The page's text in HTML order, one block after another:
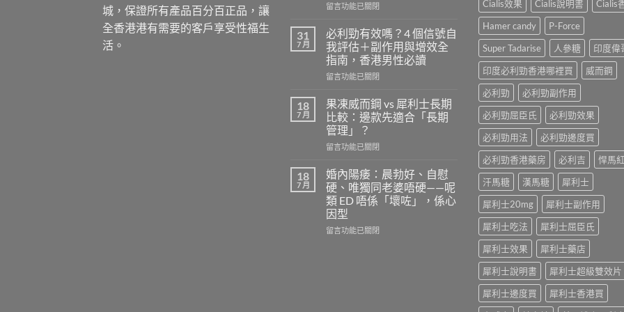
城，保證所有產品百分百正品，讓
全香港港有需要的客戶享受性福生
活。
在
威
壯
的
安
全
量
是
多
少？
完
指
南：
香
港
男
性
留言功能已關閉
31
7 月
必利勁有效嗎？4 個信號自
我評估＋副作用與增效全
指南，香港男性必讀
在
利
勁
有
效
嗎？
個
信
號
自
我
評
留言功能已關閉
18
7 月
果凍威而鋼 vs 犀利士長期
比較：邊款先適合「長期
管理」？
在
凍
威
而
鋼
vs
犀
留言功能已關閉
18
7 月
婚內陽痿：晨勃好、自慰
硬、唯獨同老婆唔硬——呢
類 ED 唔係「壞咗」，係心
因型
在
留言功能已關閉
Cialis效果
Cialis說明書
Cialis
Hamer candy
P-Force
Super Tadarise
人參糖
印度偉
印度必利勁香港哪裡買
威而鋼
必利勁
必利勁副作用
必利勁屈臣氏
必利勁效果
必利勁用法
必利勁邊度買
必利勁香港藥房
必利吉
悍馬
汗馬糖
漢馬糖
犀利士
犀利士20mg
犀利士副作用
犀利士吃法
犀利士屈臣氏
犀利士效果
犀利士藥店
犀利士說明書
犀利士超級雙效片
犀利士邊度買
犀利士香港買